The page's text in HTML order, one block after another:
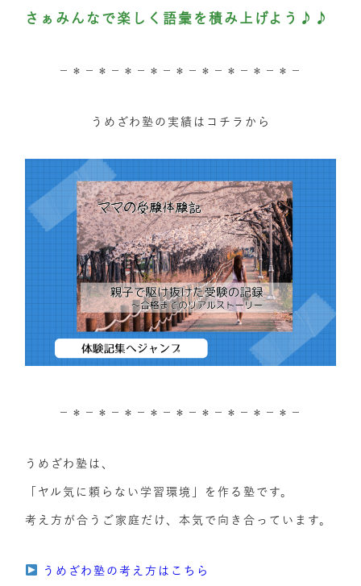
さぁみんなで楽しく語彙を積み上げよう♪♪
－＊－＊－＊－＊－＊－＊－＊－＊－＊－
うめざわ塾の実績はコチラから
－＊－＊－＊－＊－＊－＊－＊－＊－＊－
うめざわ塾は、
「ヤル気に頼らない学習環境」を作る塾です。
考え方が合うご家庭だけ、本気で向き合っています。
うめざわ塾の考え方はこちら